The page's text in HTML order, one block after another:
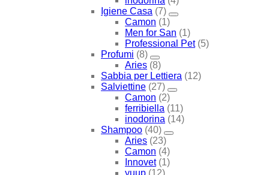
Igiene Casa (7)
Camon (1)
Men for San (1)
Professional Pet (5)
Profumi (8)
Aries (8)
Sabbia per Lettiera (12)
Salviettine (27)
Camon (2)
ferribiella (11)
inodorina (14)
Shampoo (40)
Aries (23)
Camon (4)
Innovet (1)
yuup (12)